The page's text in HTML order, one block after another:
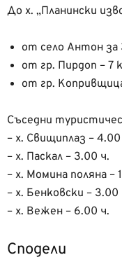
До х. „Планински
от село Антон за
от гр. Пирдоп – 7
от гр.
Съседни
– х. Свищиплаз – 4.00
– х. Паскал – 3.00 ч.
– х. Момина поляна –
– х. Бенковски – 3.00
– х. Вежен – 6.00 ч.
Сподели